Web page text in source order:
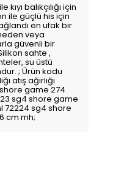
balıkçılığı için
ile güçlü his için
en ufak bir
veya
güvenli bir
sahte ,
su üstü
; Ürün kodu
atış ağırlığı
shore game 274
sg4 shore game
72224 sg4 shore
cm mh;